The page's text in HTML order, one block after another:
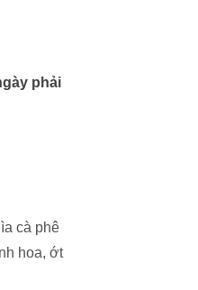
phải
cà phê
hoa, ớt